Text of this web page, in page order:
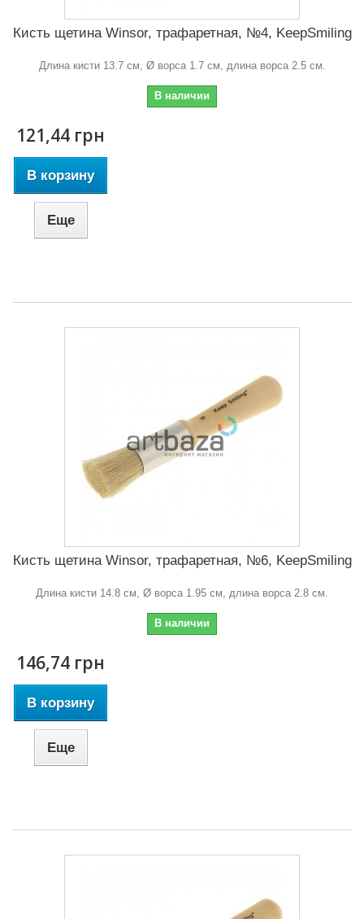
Кисть щетина Winsor, трафаретная, №4, KeepSmiling
Длина кисти 13.7 см, Ø ворса 1.7 см, длина ворса 2.5 см.
В наличии
121,44 грн
В корзину
Еще
Кисть щетина Winsor, трафаретная, №6, KeepSmiling
Длина кисти 14.8 см, Ø ворса 1.95 см, длина ворса 2.8 см.
В наличии
146,74 грн
В корзину
Еще